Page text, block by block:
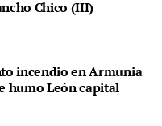
Chico (III)
incendio en Armunia
humo León capital